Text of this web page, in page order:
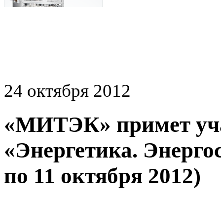
24 октября 2012
«МИТЭК» примет
«Энергетика.
по 11 октября 2012)